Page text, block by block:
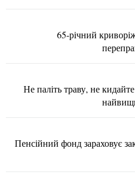
65-річний
Не паліть траву, не
Пенсійний фонд зараховує